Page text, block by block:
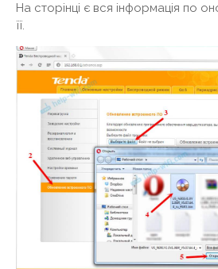
На сторінці є вся інформація по
її.